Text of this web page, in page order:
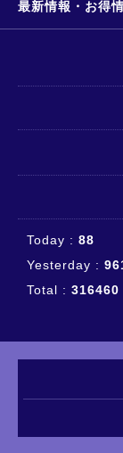
最新情報・お得
Today : 88
Yesterday :
Total : 316460